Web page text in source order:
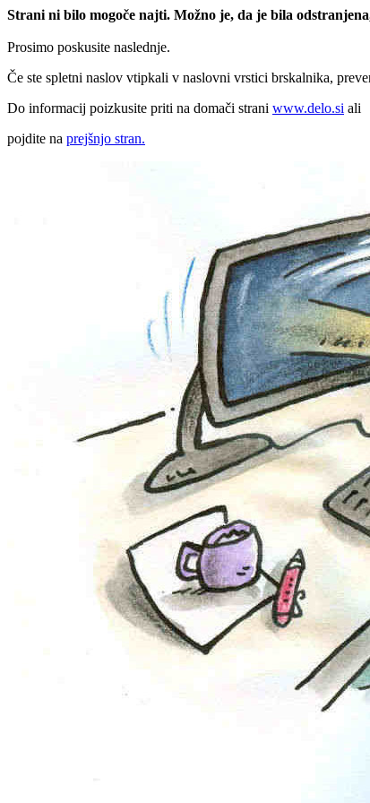
Strani ni bilo mogoče najti. Možno je, da je bila
Prosimo poskusite naslednje.
Če ste spletni naslov vtipkali v naslovni vrstici brskalnika,
Do informacij poizkusite priti na domači strani www.delo.si ali
pojdite na prejšnjo stran.